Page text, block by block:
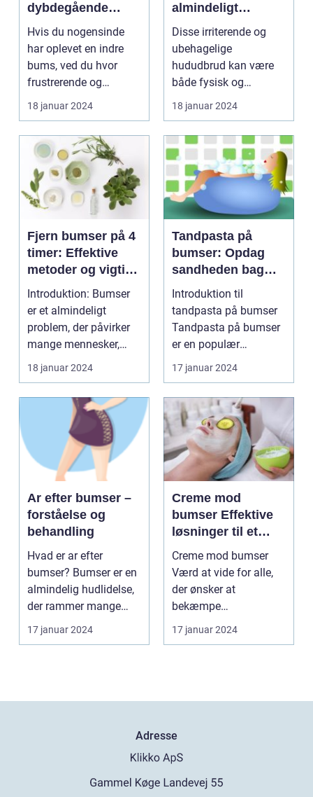
dybdegående
guide til smuk hud
Hvis du nogensinde
har oplevet en indre
bums, ved du hvor
frustrerende og
smertefuldt det kan
være. ...
18 januar 2024
almindeligt
problem, som
mange mennesker
oplever i løbet af
deres liv
Disse irriterende og
ubehagelige
hududbrud kan være
både fysisk og
følelsesmæssigt
belastende, især ...
18 januar 2024
Fjern bumser på 4
timer: Effektive
metoder og vigtige
oplysninger
Introduktion: Bumser
er et almindeligt
problem, der påvirker
mange mennesker,
især dem i skønheds-
o...
18 januar 2024
Tandpasta på
bumser: Opdag
sandheden bag
dette populære
hjemmebehandlin
gsmiddel
Introduktion til
tandpasta på bumser
Tandpasta på bumser
er en populær
hjemmebehandlingsm
etode, som...
17 januar 2024
Ar efter bumser –
forståelse og
behandling
Hvad er ar efter
bumser? Bumser er en
almindelig hudlidelse,
der rammer mange
mennesker i deres
tee...
17 januar 2024
Creme mod
bumser Effektive
løsninger til et
glattere og mere
sundt udseende
Creme mod bumser
Værd at vide for alle,
der ønsker at
bekæmpe
hudproblemer
Introduktion til creme...
17 januar 2024
Adresse